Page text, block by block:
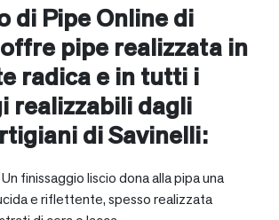
di Pipe Online di
pipe realizzata in
radica e in tutti i
realizzabili dagli
di Savinelli:
Un finissaggio liscio dona alla pipa una
e riflettente, spesso realizzata